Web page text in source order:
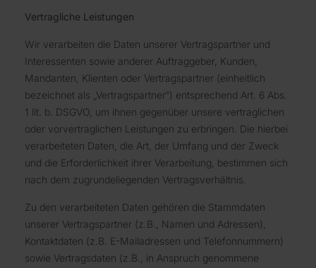
Vertragliche Leistungen
Wir verarbeiten die Daten unserer Vertragspartner und
Interessenten sowie anderer Auftraggeber, Kunden,
Mandanten, Klienten oder Vertragspartner (einheitlich
bezeichnet als „Vertragspartner“) entsprechend Art. 6 Abs.
1 lit. b. DSGVO, um ihnen gegenüber unsere vertraglichen
oder vorvertraglichen Leistungen zu erbringen. Die hierbei
verarbeiteten Daten, die Art, der Umfang und der Zweck
und die Erforderlichkeit ihrer Verarbeitung, bestimmen sich
nach dem zugrundeliegenden Vertragsverhältnis.
Zu den verarbeiteten Daten gehören die Stammdaten
unserer Vertragspartner (z.B., Namen und Adressen),
Kontaktdaten (z.B. E-Mailadressen und Telefonnummern)
sowie Vertragsdaten (z.B., in Anspruch genommene